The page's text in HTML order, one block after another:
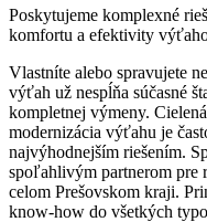
Poskytujeme komplexné
komfortu a efektivity
Vlastníte alebo spravujete
výťah už nespĺňa súčasné
kompletnej výmeny.
modernizácia výťahu je
najvýhodnejším riešením.
spoľahlivým partnerom pre
celom Prešovskom kraji.
know-how do všetkých